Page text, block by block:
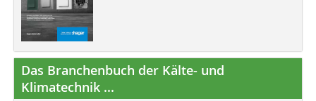
Das Branchenbuch der Kälte- und
Klimatechnik ...